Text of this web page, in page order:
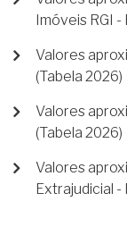
Imóveis RGI -
Valores
(Tabela 2026)
Valores
(Tabela 2026)
Valores
Extrajudicial -